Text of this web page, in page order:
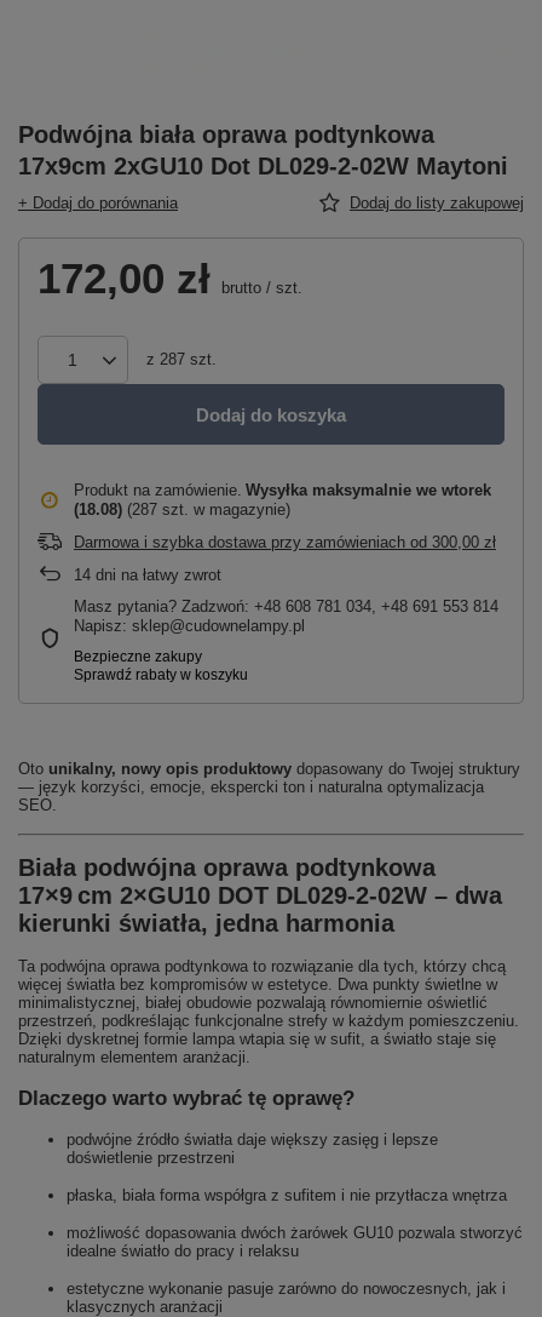
Podwójna biała oprawa podtynkowa
17x9cm 2xGU10 Dot DL029-2-02W Maytoni
+ Dodaj do porównania Dodaj do listy zakupowej
172,00 zł brutto / szt.
z 287 szt.
Dodaj do koszyka
Produkt na zamówienie Wysyłka maksymalnie we wtorek
(18.08) (287 szt. w magazynie)
Darmowa i szybka dostawa przy zamówieniach od 300,00 zł
14 dni na łatwy zwrot
Masz pytania? Zadzwoń: +48 608 781 034, +48 691 553 814
Napisz: sklep@cudownelampy.pl
Oto unikalny, nowy opis produktowy dopasowany do Twojej struktury
— język korzyści, emocje, ekspercki ton i naturalna optymalizacja
SEO.
Biała podwójna oprawa podtynkowa
17×9 cm 2×GU10 DOT DL029‑2‑02W – dwa
kierunki światła, jedna harmonia
Ta podwójna oprawa podtynkowa to rozwiązanie dla tych, którzy chcą
więcej światła bez kompromisów w estetyce. Dwa punkty świetlne w
minimalistycznej, białej obudowie pozwalają równomiernie oświetlić
przestrzeń, podkreślając funkcjonalne strefy w każdym pomieszczeniu.
Dzięki dyskretnej formie lampa wtapia się w sufit, a światło staje się
naturalnym elementem aranżacji.
Dlaczego warto wybrać tę oprawę?
podwójne źródło światła daje większy zasięg i lepsze
doświetlenie przestrzeni
płaska, biała forma współgra z sufitem i nie przytłacza wnętrza
możliwość dopasowania dwóch żarówek GU10 pozwala stworzyć
idealne światło do pracy i relaksu
estetyczne wykonanie pasuje zarówno do nowoczesnych, jak i
klasycznych aranżacji